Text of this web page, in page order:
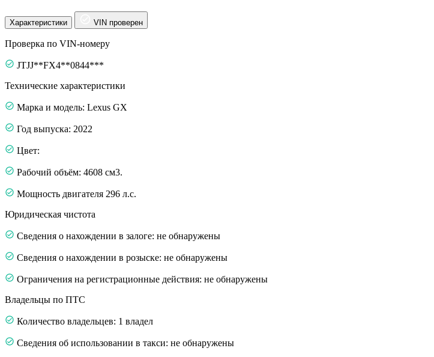
Характеристики VIN проверен
Проверка по VIN-номеру
JTJJ**FX4**0844***
Технические характеристики
Марка и модель: Lexus GX
Год выпуска: 2022
Цвет:
Рабочий объём: 4608 см3.
Мощность двигателя 296 л.с.
Юридическая чистота
Сведения о нахождении в залоге: не обнаружены
Сведения о нахождении в розыске: не обнаружены
Ограничения на регистрационные действия: не обнаружены
Владельцы по ПТС
Количество владельцев: 1 владел
Сведения об использовании в такси: не обнаружены